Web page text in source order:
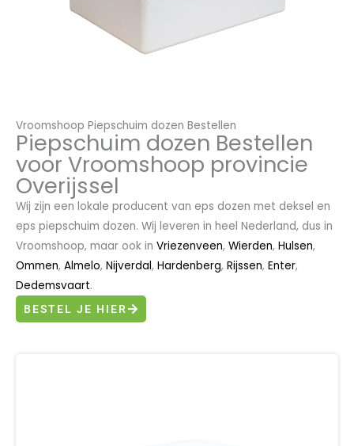
Vroomshoop Piepschuim dozen Bestellen
Piepschuim dozen Bestellen
voor Vroomshoop provincie
Overijssel
Wij zijn een lokale producent van eps dozen met deksel en
eps piepschuim dozen. Wij leveren in heel Nederland, dus in
Vroomshoop, maar ook in Vriezenveen, Wierden, Hulsen,
Ommen, Almelo, Nijverdal, Hardenberg, Rijssen, Enter,
Dedemsvaart.
BESTEL JE HIER